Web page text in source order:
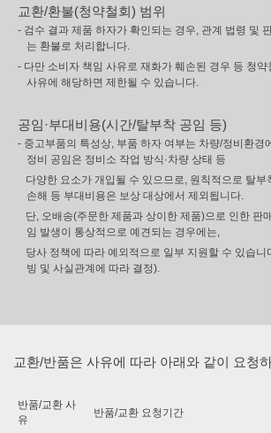
교환/환불(청약철회) 범위
- 검수 결과 제품 하자가 확인되는 경우, 관계 법령 및
는 환불로 처리합니다.
- 다만 소비자 책임 사유로 재화가 훼손된 경우 등 청
사유에 해당하면 제한될 수 있습니다.
공임·부대비용(시간/탈부착 공임 등)
- 중고부품의 특성상, 부품 하자 여부는 차량/정비환경
정비 공임은 정비소 작업 방식·차량 상태 등
다양한 요소가 개입될 수 있으므로, 원칙적으로 탈부
손해 등 부대비용은 보상 대상에서 제외됩니다.
단, 오배송(주문한 제품과 상이한 제품)으로 인한 판
임 발생이 통상적으로 예견되는 경우에는,
당사 정책에 따라 예외적으로 일부 지원할 수 있습니
빙 및 사실관계에 따라 결정).
교환/반품은 사유에 따라 아래와 같이 요청
반품/교환 사
유
반품/교환 요청기간